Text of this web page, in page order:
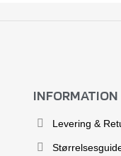
INFORMATION
Levering &